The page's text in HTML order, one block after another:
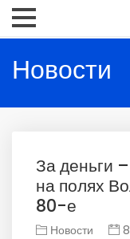
Новости
За деньги
на полях
80-е
Новости